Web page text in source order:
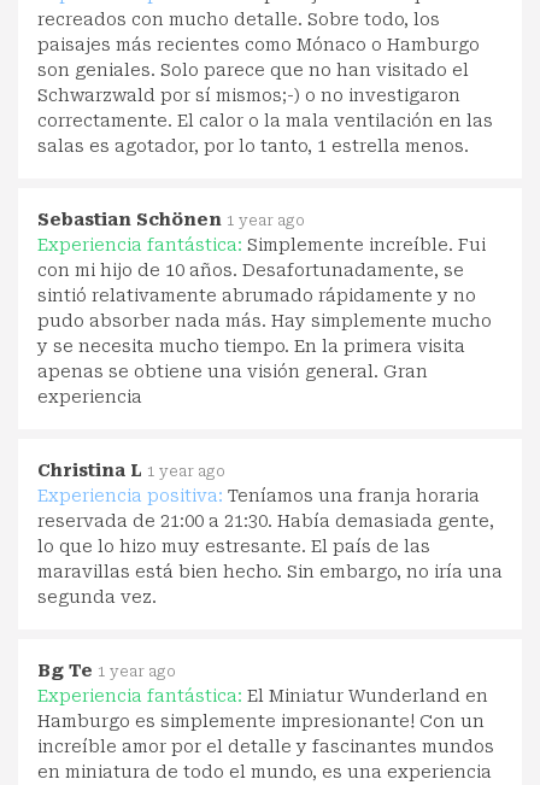
recreados con mucho detalle. Sobre todo, los
paisajes más recientes como Mónaco o Hamburgo
son geniales. Solo parece que no han visitado el
Schwarzwald por sí mismos;-) o no investigaron
correctamente. El calor o la mala ventilación en las
salas es agotador, por lo tanto, 1 estrella menos.
Sebastian Schönen 1 year ago
Experiencia fantástica: Simplemente increíble. Fui
con mi hijo de 10 años. Desafortunadamente, se
sintió relativamente abrumado rápidamente y no
pudo absorber nada más. Hay simplemente mucho
y se necesita mucho tiempo. En la primera visita
apenas se obtiene una visión general. Gran
experiencia
Christina L 1 year ago
Experiencia positiva: Teníamos una franja horaria
reservada de 21:00 a 21:30. Había demasiada gente,
lo que lo hizo muy estresante. El país de las
maravillas está bien hecho. Sin embargo, no iría una
segunda vez.
Bg Te 1 year ago
Experiencia fantástica: El Miniatur Wunderland en
Hamburgo es simplemente impresionante! Con un
increíble amor por el detalle y fascinantes mundos
en miniatura de todo el mundo, es una experiencia